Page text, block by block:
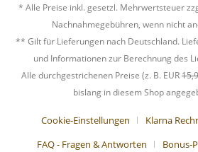
* Alle Preise inkl. gesetzl. Mehrwertsteuer
Nachnahmegebühren, wenn nicht
** Gilt für Lieferungen nach Deutschland.
und Informationen zur Berechnung des
Alle durchgestrichenen Preise (z. B. EUR
bislang in diesem Shop
Cookie-Einstellungen Klarna
FAQ - Fragen & Antworten
Bonus-